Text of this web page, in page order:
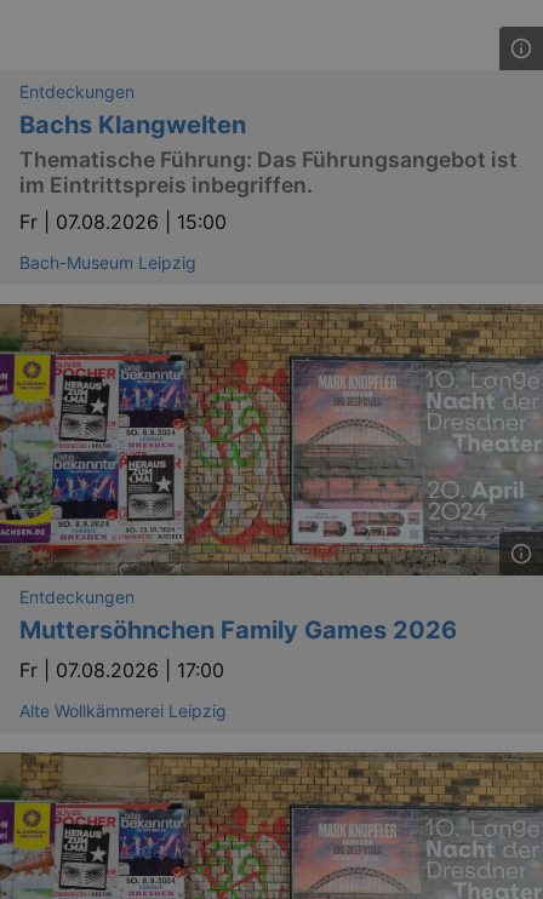
Entdeckungen
Bachs Klangwelten
Thematische Führung: Das Führungsangebot ist
im Eintrittspreis inbegriffen.
Fr | 07.08.2026 | 15:00
Bach-Museum Leipzig
Entdeckungen
Muttersöhnchen Family Games 2026
Fr | 07.08.2026 | 17:00
Alte Wollkämmerei Leipzig